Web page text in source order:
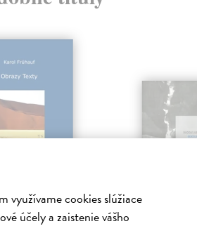
cookies slúžiace
účely a zaistenie vášho
Texty
| Kniha
Bukolika
Jurolek je